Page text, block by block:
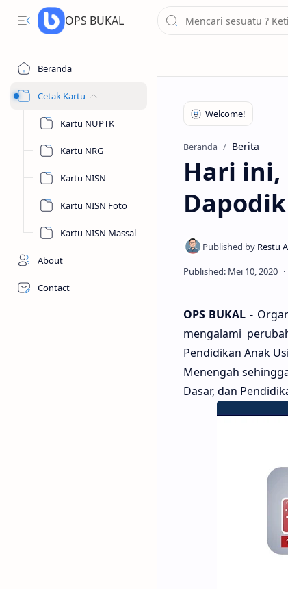
OPS BUKAL
Beranda
Cetak Kartu
Kartu NUPTK
Kartu NRG
Kartu NISN
Kartu NISN Foto
Kartu NISN Massal
About
Contact
Beranda Berita
Hari ini,
OPS BUKAL -
mengalami
Pendidikan Anak
Menengah
Dasar, dan